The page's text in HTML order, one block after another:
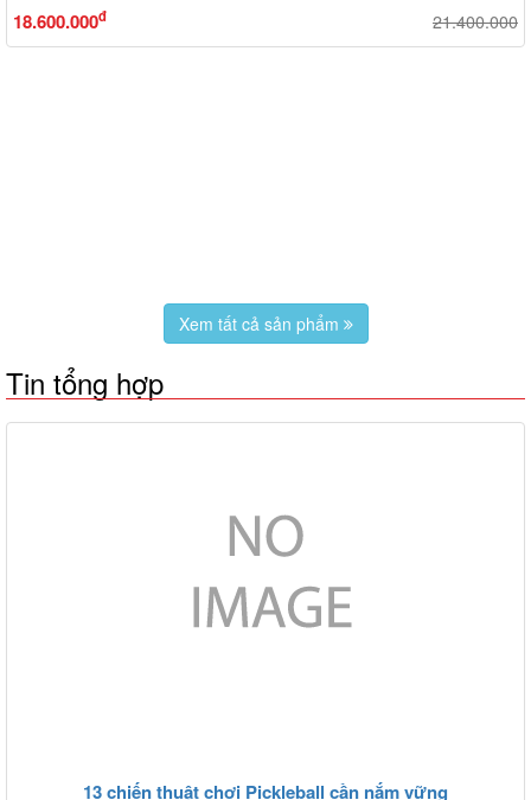
18.600.000đ 21.400.000
Xem tất cả sản phẩm
Tin tổng hợp
13 chiến thuật chơi Pickleball cần nắm vững